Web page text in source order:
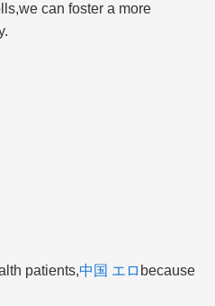
can foster a more
patients,中国 エロ because